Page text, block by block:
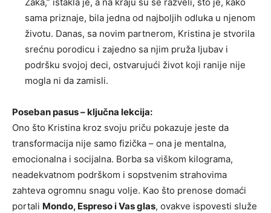
sama priznaje, bila jedna od najboljih odluka u njenom
životu. Danas, sa novim partnerom, Kristina je stvorila
srećnu porodicu i zajedno sa njim pruža ljubav i
podršku svojoj deci, ostvarujući život koji ranije nije
mogla ni da zamisli.
Poseban pasus – ključna lekcija:
Ono što Kristina kroz svoju priču pokazuje jeste da
transformacija nije samo fizička – ona je mentalna,
emocionalna i socijalna. Borba sa viškom kilograma,
neadekvatnom podrškom i sopstvenim strahovima
zahteva ogromnu snagu volje. Kao što prenose domaći
portali Mondo, Espreso i Vas glas, ovakve ispovesti služe